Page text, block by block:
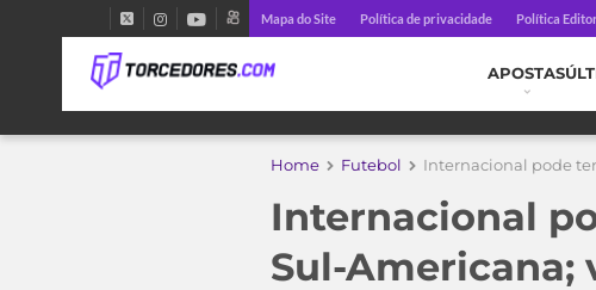
Mapa do Site Política de privacidade Política
APOSTAS
Home Futebol Internacional pode
Internacional
Sul-Americana;